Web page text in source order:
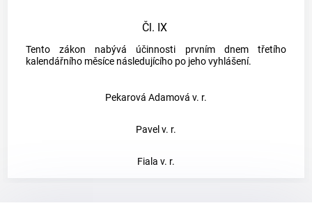
Čl. IX
Tento zákon nabývá účinnosti prvním dnem třetího
kalendářního měsíce následujícího po jeho vyhlášení.
Pekarová Adamová v. r.
Pavel v. r.
Fiala v. r.